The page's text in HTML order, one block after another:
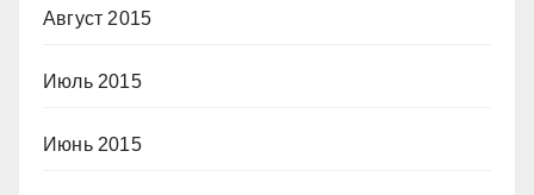
Август 2015
Июль 2015
Июнь 2015